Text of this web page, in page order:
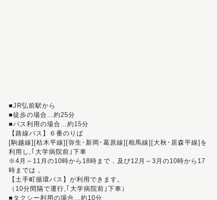
■JR弘前駅から
■徒歩の場合…約25分
■バス利用の場合…約15分
【路線バス】６番のりば
[駒越線][枯木平線][弥生･新岡･葛原線][相馬線][大秋･居森平線]を
利用し,｢大学病院前｣下車
※4月～11月の10時から18時まで，及び12月～3月の10時から17
時までは，
【土手町循環バス】が利用できます。
（10分間隔で運行,｢大学病院前｣下車）
■タクシー利用の場合…約10分